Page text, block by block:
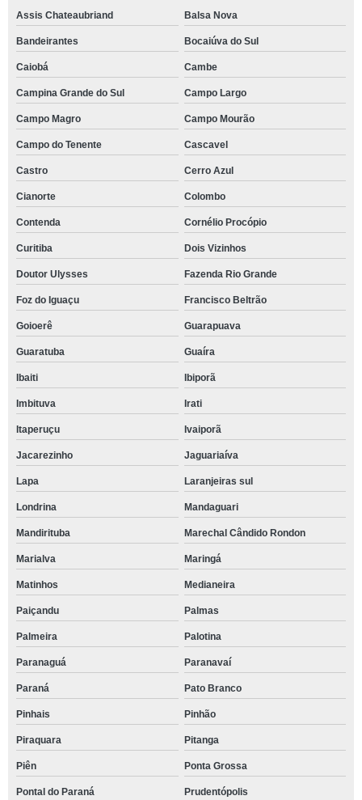
Assis Chateaubriand Balsa Nova
Bandeirantes Bocaiúva do Sul
Caiobá Cambe
Campina Grande do Sul Campo Largo
Campo Magro Campo Mourão
Campo do Tenente Cascavel
Castro Cerro Azul
Cianorte Colombo
Contenda Cornélio Procópio
Curitiba Dois Vizinhos
Doutor Ulysses Fazenda Rio Grande
Foz do Iguaçu Francisco Beltrão
Goioerê Guarapuava
Guaratuba Guaíra
Ibaiti Ibiporã
Imbituva Irati
Itaperuçu Ivaiporã
Jacarezinho Jaguariaíva
Lapa Laranjeiras sul
Londrina Mandaguari
Mandirituba Marechal Cândido Rondon
Marialva Maringá
Matinhos Medianeira
Paiçandu Palmas
Palmeira Palotina
Paranaguá Paranavaí
Paraná Pato Branco
Pinhais Pinhão
Piraquara Pitanga
Piên Ponta Grossa
Pontal do Paraná Prudentópolis